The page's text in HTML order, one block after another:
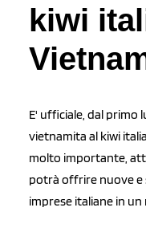
kiwi
E' ufficiale, dal primo
vietnamita al kiwi
molto importante,
potrà offrire nuove
imprese italiane in